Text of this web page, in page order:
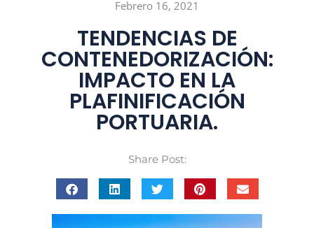
Febrero 16, 2021
TENDENCIAS DE
CONTENEDORIZACIÓN:
IMPACTO EN LA
PLAFINIFICACIÓN
PORTUARIA.
Share Post: